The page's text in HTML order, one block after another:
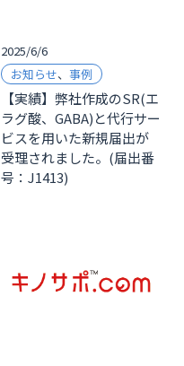
2025/6/6
お知らせ、 事例
【実績】弊社作成のSR(エ
ラグ酸、GABA)と代行サー
ビスを用いた新規届出が
受理されました。(届出番
号：J1413)